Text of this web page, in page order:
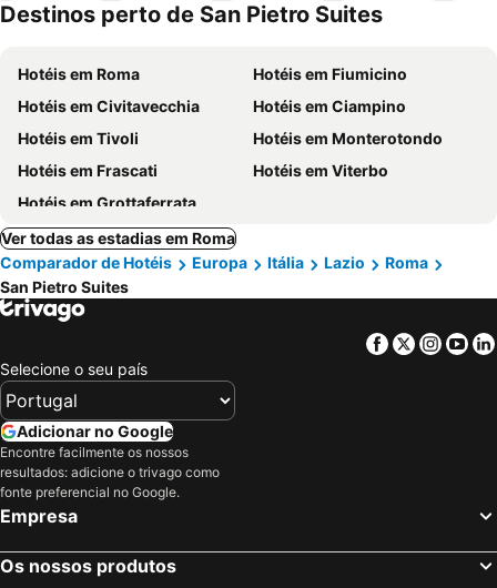
Destinos perto de San Pietro Suites
Hotéis em Roma
Hotéis em Fiumicino
Hotéis em Civitavecchia
Hotéis em Ciampino
Hotéis em Tivoli
Hotéis em Monterotondo
Hotéis em Frascati
Hotéis em Viterbo
Hotéis em Grottaferrata
Ver todas as estadias em Roma
Comparador de Hotéis
Europa Itália Lazio
Roma
San Pietro Suites
Facebook
Twitter
Selecione o seu país
Adicionar no Google
Encontre facilmente os nossos
resultados: adicione o trivago como
fonte preferencial no Google.
Empresa
Os nossos produtos